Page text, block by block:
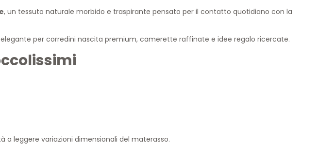
, un tessuto naturale morbido e traspirante pensato per il contatto quotidiano con la
per corredini nascita premium, camerette raffinate e idee regalo ricercate.
leggere variazioni dimensionali del materasso.